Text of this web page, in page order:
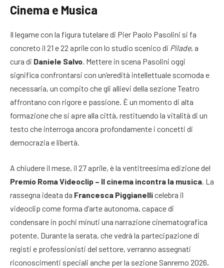
Cinema e Musica
Il legame con la figura tutelare di Pier Paolo Pasolini si fa
concreto il 21 e 22 aprile con lo studio scenico di Pilade, a
cura di Daniele Salvo . Mettere in scena Pasolini oggi
significa confrontarsi con un’eredità intellettuale scomoda e
necessaria, un compito che gli allievi della sezione Teatro
affrontano con rigore e passione. È un momento di alta
formazione che si apre alla città, restituendo la vitalità di un
testo che interroga ancora profondamente i concetti di
democrazia e libertà.
A chiudere il mese, il 27 aprile, è la ventitreesima edizione del
Premio Roma Videoclip – Il cinema incontra la musica. La
rassegna ideata da Francesca Piggianellicelebra il
videoclip come forma d’arte autonoma, capace di
condensare in pochi minuti una narrazione cinematografica
potente. Durante la serata, che vedrà la partecipazione di
registi e professionisti del settore, verranno assegnati
riconoscimenti speciali anche per la sezione Sanremo 2026,